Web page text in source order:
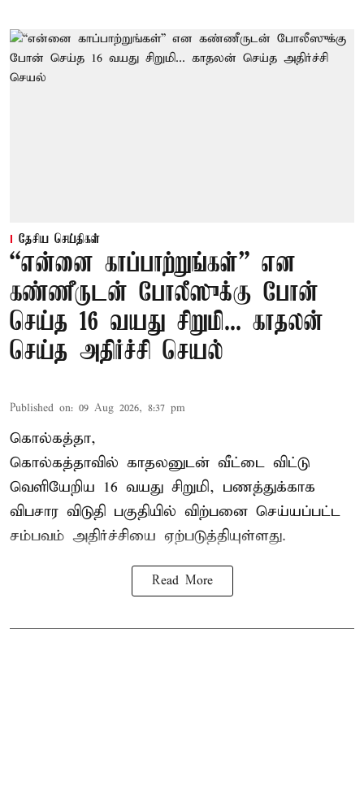
தேசிய செய்திகள்
“என்னை காப்பாற்றுங்கள்” என
கண்ணீருடன் போலீஸுக்கு போன்
செய்த 16 வயது சிறுமி... காதலன்
செய்த அதிர்ச்சி செயல்
Published on: 09 Aug 2026, 8:37 pm
கொல்கத்தா,
கொல்கத்தாவில் காதலனுடன் வீட்டை விட்டு
வெளியேறிய 16 வயது சிறுமி, பணத்துக்காக
விபசார விடுதி பகுதியில் விற்பனை செய்யப்பட்ட
சம்பவம் அதிர்ச்சியை ஏற்படுத்தியுள்ளது.
Read More